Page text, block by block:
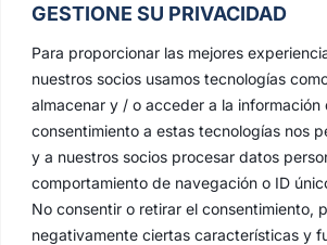
GESTIONE SU PRIVACIDAD
Para proporcionar las mejores
nuestros socios usamos tecnologías
almacenar y / o acceder a la información
consentimiento a estas tecnologías nos
y a nuestros socios procesar datos
comportamiento de navegación o ID
No consentir o retirar el consentimiento,
negativamente ciertas características y